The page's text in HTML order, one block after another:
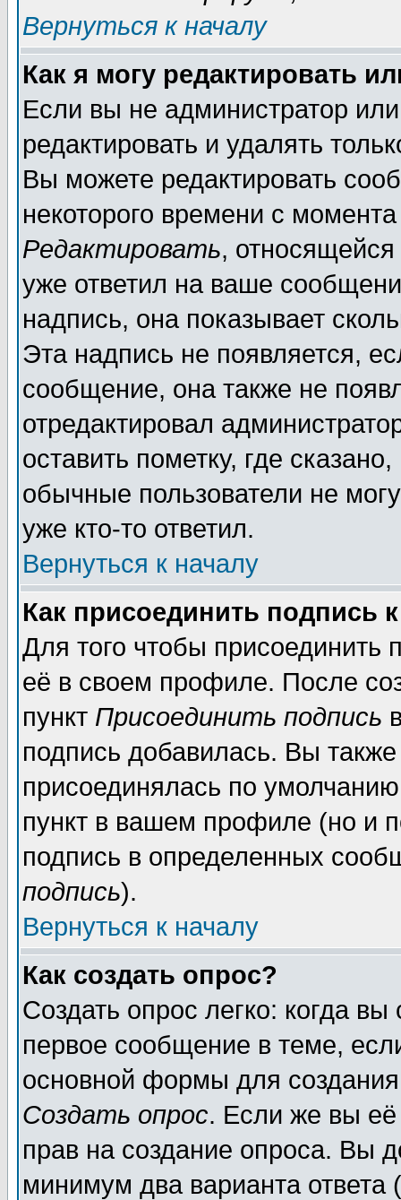
Вернуться к началу
Как я могу редактировать
Если вы не администратор
редактировать и удалять
Вы можете редактировать
некоторого времени с
Редактировать,
уже ответил на ваше
надпись, она показывает
Эта надпись не появляется,
сообщение, она также не
отредактировал
оставить пометку, где
обычные пользователи не
уже кто-то ответил.
Вернуться к началу
Как присоединить подпись
Для того чтобы присоединить
её в своем профиле. После
пункт Присоединить подпись
подпись добавилась. Вы
присоединялась по
пункт в вашем профиле (но и
подпись в определенных
подпись).
Вернуться к началу
Как создать опрос?
Создать опрос легко: когда
первое сообщение в теме,
основной формы для
Создать опрос. Если же вы её
прав на создание опроса. Вы
минимум два варианта ответа